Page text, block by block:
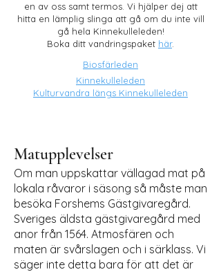
en av oss samt termos. Vi hjälper dej att
hitta en lämplig slinga att gå om du inte vill
gå hela Kinnekulleleden!
Boka ditt vandringspaket här.
Biosfärleden
Kinnekulleleden
Kulturvandra längs Kinnekulleleden
Matupplevelser
Om man uppskattar vällagad mat på
lokala råvaror i säsong så måste man
besöka Forshems Gästgivaregård.
Sveriges äldsta gästgivaregård med
anor från 1564. Atmosfären och
maten är svårslagen och i särklass. Vi
säger inte detta bara för att det är